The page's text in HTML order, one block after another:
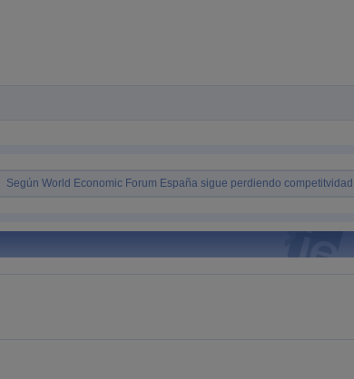
Según World Economic Forum España sigue perdiendo competitvidad